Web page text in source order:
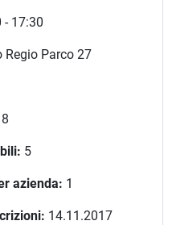
- 17:30
Regio Parco 27
5
azienda: 1
14.11.2017